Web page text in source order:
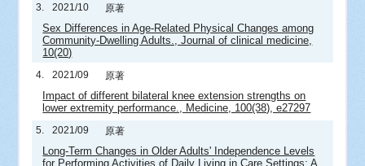
3. 2021/10 原著
Sex Differences in Age-Related Physical Changes among
Community-Dwelling Adults., Journal of clinical medicine,
10(20)
4. 2021/09 原著
Impact of different bilateral knee extension strengths on
lower extremity performance., Medicine, 100(38), e27297
5. 2021/09 原著
Long-Term Changes in Older Adults' Independence Levels
for Performing Activities of Daily Living in Care Settings: A